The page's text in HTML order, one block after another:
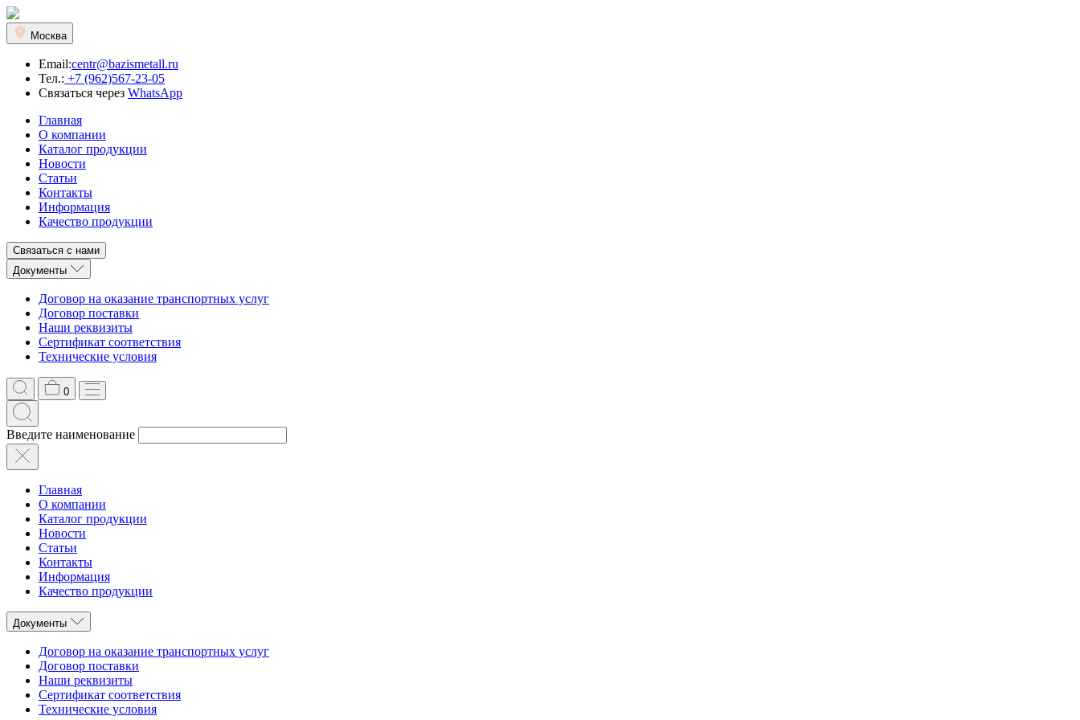
Москва
Email:centr@bazismetall.ru
Тел.: +7 (962)567-23-05
Связаться через WhatsApp
Главная
О компании
Каталог продукции
Новости
Статьи
Контакты
Информация
Качество продукции
Связаться с нами
Документы
Договор на оказание транспортных услуг
Договор поставки
Наши реквизиты
Сертификат соответствия
Технические условия
0
Введите наименование
Главная
О компании
Каталог продукции
Новости
Статьи
Контакты
Информация
Качество продукции
Документы
Договор на оказание транспортных услуг
Договор поставки
Наши реквизиты
Сертификат соответствия
Технические условия